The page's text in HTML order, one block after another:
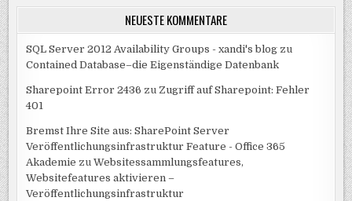
NEUESTE KOMMENTARE
SQL Server 2012 Availability Groups - xandi's blog zu
Contained Database–die Eigenständige Datenbank
Sharepoint Error 2436 zu Zugriff auf Sharepoint: Fehler
401
Bremst Ihre Site aus: SharePoint Server
Veröffentlichungsinfrastruktur Feature - Office 365
Akademie zuWebsitessammlungsfeatures,
Websitefeatures aktivieren –
Veröffentlichungsinfrastruktur